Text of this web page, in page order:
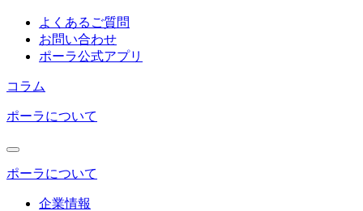
よくあるご質問
お問い合わせ
ポーラ公式アプリ
コラム
ポーラについて
ポーラについて
企業情報